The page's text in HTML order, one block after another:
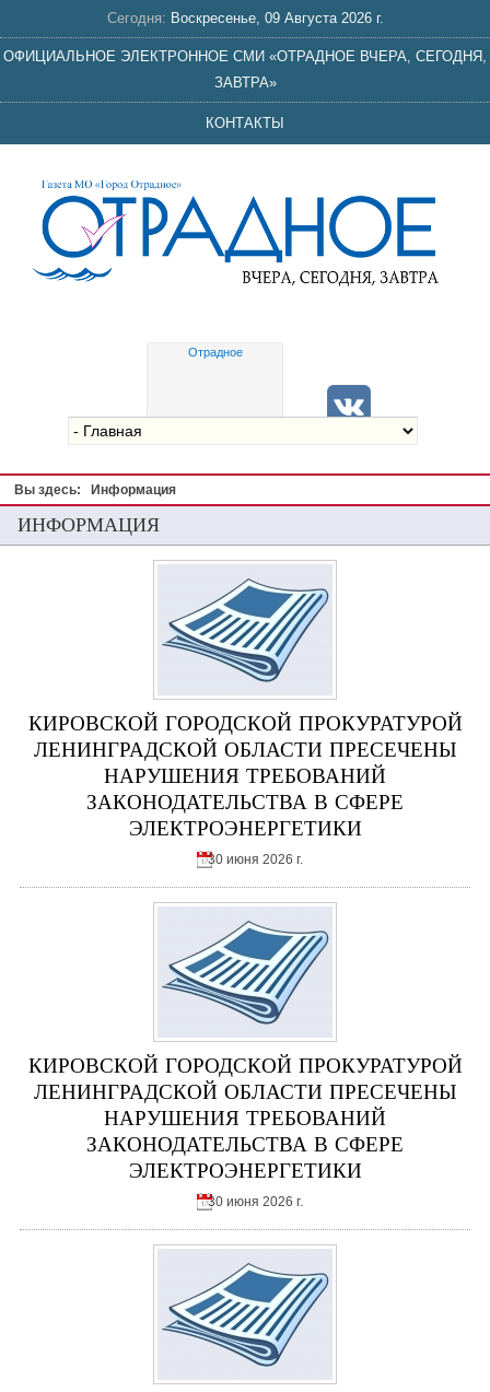
Сегодня: Воскресенье, 09 Августа 2026 г.
ОФИЦИАЛЬНОЕ ЭЛЕКТРОННОЕ СМИ «ОТРАДНОЕ ВЧЕРА, СЕГОДНЯ,
ЗАВТРА»
КОНТАКТЫ
Отрадное
Вы здесь: Информация
ИНФОРМАЦИЯ
КИРОВСКОЙ ГОРОДСКОЙ ПРОКУРАТУРОЙ
ЛЕНИНГРАДСКОЙ ОБЛАСТИ ПРЕСЕЧЕНЫ
НАРУШЕНИЯ ТРЕБОВАНИЙ
ЗАКОНОДАТЕЛЬСТВА В СФЕРЕ
ЭЛЕКТРОЭНЕРГЕТИКИ
30 июня 2026 г.
КИРОВСКОЙ ГОРОДСКОЙ ПРОКУРАТУРОЙ
ЛЕНИНГРАДСКОЙ ОБЛАСТИ ПРЕСЕЧЕНЫ
НАРУШЕНИЯ ТРЕБОВАНИЙ
ЗАКОНОДАТЕЛЬСТВА В СФЕРЕ
ЭЛЕКТРОЭНЕРГЕТИКИ
30 июня 2026 г.